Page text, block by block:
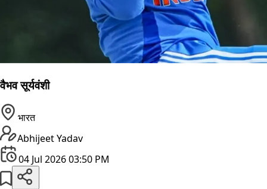
वैभव सूर्यवंशी
भारत
Abhijeet Yadav
04 Jul 2026 03:50 PM